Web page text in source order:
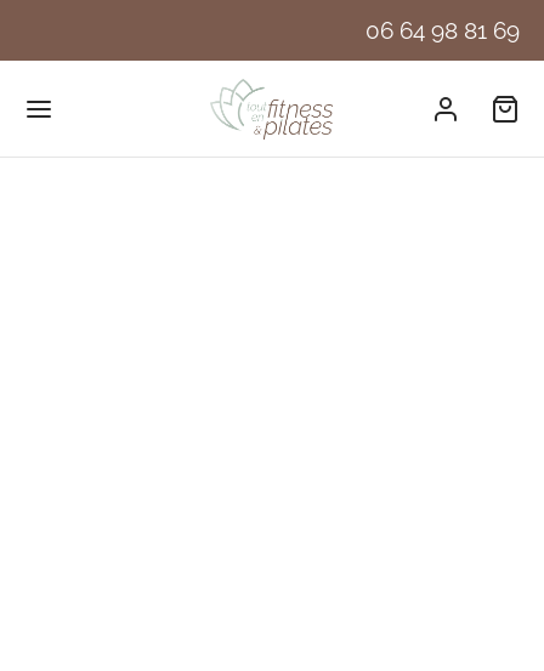
06 64 98 81 69